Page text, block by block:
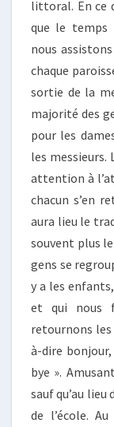
littoral. En ce
que le temps
nous
chaque
sortie de la
majorité des
pour les
les messieurs.
attention à
chacun s’en
aura lieu le
souvent plus
gens se
y a les
et qui nous
retournons les
à-dire
bye ».
sauf qu’au
de l’école.